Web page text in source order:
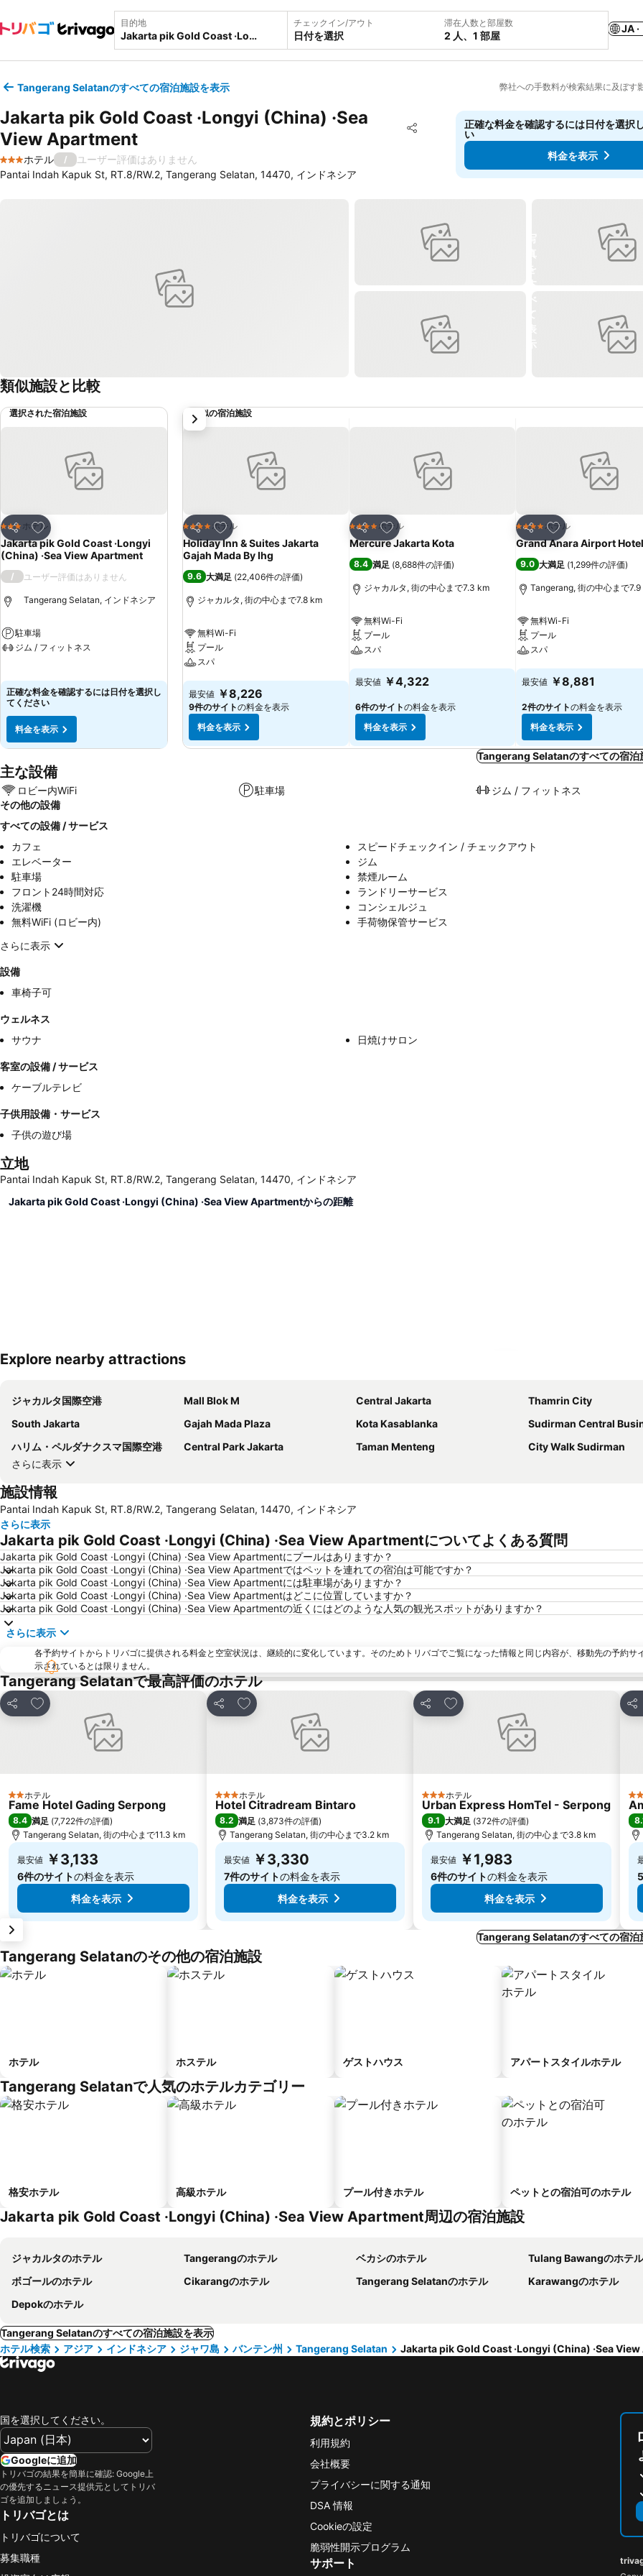
目的地 チェックイン/アウト
日付を選択
滞在人数と部屋数
2 人、1 部屋
JA ·
Tangerang Selatanのすべての宿泊施設を表示 弊社への手数料が検索結果に及ぼす
Jakarta pik Gold Coast ·Longyi (China) ·Sea
View Apartment
シェア
お気に入りに追加
3 ホテルのランク
ホテル /
ユーザー評価はありません
Pantai Indah Kapuk St, RT.8/RW.2, Tangerang Selatan, 14470, インドネシア
正確な料金を確認するには日付を選択
い
料金を表示
類似施設と比較
選択された宿泊施設
シェア
お気に入りに追加
3 ホテルのランク
ホテル
Jakarta pik Gold Coast ·Longyi
(China) ·Sea View Apartment
/ ユーザー評価はありません
Tangerang Selatan, インドネシア
駐車場
ジム / フィットネス
正確な料金を確認するには日付を選択し
てください
料金を表示
類似の宿泊施設
シェア
お気に入りに追加
4 ホテルのランク
ホテル
Holiday Inn & Suites Jakarta
Gajah Mada By Ihg
9.6 大満足 (22,406件の評価)
ジャカルタ, 街の中心まで7.8 km
無料Wi-Fi
プール
スパ
料金を表示
最安値 ￥8,226
9件のサイトの料金を表示
料金を表示
シェア
お気に入りに追加
4 ホテルのランク
ホテル
Mercure Jakarta Kota
8.4 満足 (8,688件の評価)
ジャカルタ, 街の中心まで7.3 km
無料Wi-Fi
プール
スパ
料金を表示
最安値 ￥4,322
6件のサイトの料金を表示
料金を表示
シェア
お気に入りに追加
4 ホテルのランク
ホテル
Grand Anara Airport Hotel
9.0 大満足 (1,299件の評価)
Tangerang, 街の中心まで
無料Wi-Fi
プール
スパ
料金を表示
最安値 ￥8,881
2件のサイトの料金を表示
料金を表示
次
Tangerang Selatanのすべての宿泊
主な設備
ロビー内WiFi 駐車場
ジム / フィットネス
その他の設備
すべての設備 / サービス
カフェ
スピードチェックイン / チェックアウト
エレベーター
ジム
駐車場
禁煙ルーム
フロント24時間対応
ランドリーサービス
洗濯機
コンシェルジュ
無料WiFi (ロビー内)
手荷物保管サービス
さらに表示
設備
車椅子可
ウェルネス
サウナ
日焼けサロン
客室の設備 / サービス
ケーブルテレビ
子供用設備・サービス
子供の遊び場
立地
Pantai Indah Kapuk St, RT.8/RW.2, Tangerang Selatan, 14470, インドネシア
Jakarta pik Gold Coast ·Longyi (China) ·Sea View Apartmentからの距離
Explore nearby attractions
ジャカルタ国際空港 Mall Blok M Central Jakarta
Thamrin City
South Jakarta
Gajah Mada Plaza Kota Kasablanka
Sudirman Central
ハリム・ペルダナクスマ国際空港
Central Park Jakarta Taman Menteng
City Walk Sudirman
さらに表示
施設情報
Pantai Indah Kapuk St, RT.8/RW.2, Tangerang Selatan, 14470, インドネシア
さらに表示
Jakarta pik Gold Coast ·Longyi (China) ·Sea View Apartmentについてよくある質問
Jakarta pik Gold Coast ·Longyi (China) ·Sea View Apartmentにプールはありますか？
Jakarta pik Gold Coast ·Longyi (China) ·Sea View Apartmentではペットを連れての宿泊は可能ですか？
Jakarta pik Gold Coast ·Longyi (China) ·Sea View Apartmentには駐車場がありますか？
Jakarta pik Gold Coast ·Longyi (China) ·Sea View Apartmentはどこに位置していますか？
Jakarta pik Gold Coast ·Longyi (China) ·Sea View Apartmentの近くにはどのような人気の観光スポットがありますか？
さらに表示
各予約サイトからトリバゴに提供される料金と空室状況は、継続的に変化しています。そのためトリバゴでご覧になった情報と同じ内容が、移動先の予約サ
示されているとは限りません。
Tangerang Selatanで最高評価のホテル
シェア
お気に入りに追加
2 ホテルのランク
ホテル
Fame Hotel Gading Serpong
8.4 満足 (7,722件の評価)
Tangerang Selatan, 街の中心まで11.3 km
最安値 ￥3,133
6件のサイトの料金を表示
料金を表示
シェア
お気に入りに追加
3 ホテルのランク
ホテル
Hotel Citradream Bintaro
8.2 満足 (3,873件の評価)
Tangerang Selatan, 街の中心まで3.2 km
最安値 ￥3,330
7件のサイトの料金を表示
料金を表示
シェア
お気に入りに追加
3 ホテルのランク
ホテル
Urban Express HomTel - Serpong
9.1 大満足 (372件の評価)
Tangerang Selatan, 街の中心まで3.8 km
最安値 ￥1,983
6件のサイトの料金を表示
料金を表示
シ
2
Tangerang Selatanのすべての宿泊
Tangerang Selatanのその他の宿泊施設
ホテル ホステル ゲストハウス アパートスタイルホテル
Tangerang Selatanで人気のホテルカテゴリー
格安ホテル 高級ホテル プール付きホテル ペットとの宿泊可のホテル
Jakarta pik Gold Coast ·Longyi (China) ·Sea View Apartment周辺の宿泊施設
ジャカルタのホテル Tangerangのホテル ベカシのホテル
Tulang Bawangのホテル
ボゴールのホテル
Cikarangのホテル Tangerang Selatanのホテル
Karawangのホテル
Depokのホテル
Tangerang Selatanのすべての宿泊施設を表示
ホテル検索
アジア インドネシア ジャワ島 バンテン州 Tangerang Selatan Jakarta pik Gold Coast ·Longyi (China) ·Sea
国を選択してください。
Googleに追加
トリバゴの結果を簡単に確認: Google上
の優先するニュース提供元としてトリバ
ゴを追加しましょう。
トリバゴとは
トリバゴについて
募集職種
規約とポリシー
利用規約
会社概要
プライバシーに関する通知
DSA 情報
Cookieの設定
脆弱性開示プログラム
サポート